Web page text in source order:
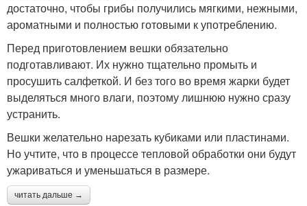
достаточно, чтобы грибы получились мягкими, нежными,
ароматными и полностью готовыми к употреблению.
Перед приготовлением вешки обязательно
подготавливают. Их нужно тщательно промыть и
просушить салфеткой. И без того во время жарки будет
выделяться много влаги, поэтому лишнюю нужно сразу
устранить.
Вешки желательно нарезать кубиками или пластинами.
Но учтите, что в процессе тепловой обработки они будут
ужариваться и уменьшаться в размере.
читать дальше →